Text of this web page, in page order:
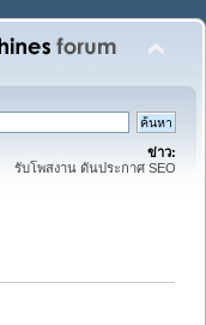
ข่าว:
รับโพสงาน ดันประกาศ SEO